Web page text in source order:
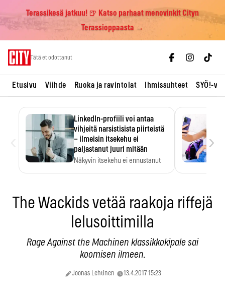
Terassikesä jatkuu! 🍺 Katso parhaat menovinkit Cityn
Terassioppaasta →
Tätä et odottanut
Etusivu Viihde Ruoka ja ravintolat Ihmissuhteet SYÖ!-
LinkedIn-profiili voi antaa
vihjeitä narsistisista piirteistä
– ilmeisin itsekehu ei
paljastanut juuri mitään
Näkyvin itsekehu ei ennustanut
›
The Wackids vetää raakoja riffejä
lelusoittimilla
Rage Against the Machinen klassikkokipale sai
koomisen ilmeen.
Joonas Lehtinen 13.4.2017 15:23